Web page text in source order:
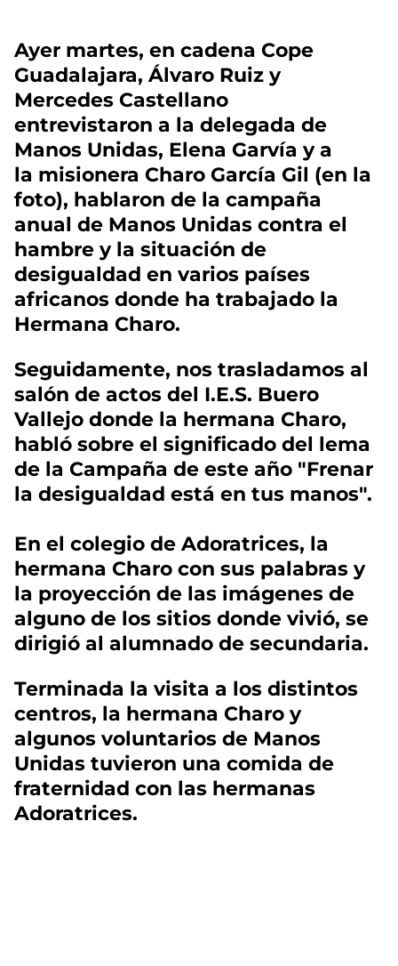
Ayer martes, en cadena Cope
Guadalajara, Álvaro Ruiz y
Mercedes Castellano
entrevistaron a la delegada de
Manos Unidas, Elena Garvía y a
la misionera Charo García Gil (en la
foto), hablaron de la campaña
anual de Manos Unidas contra el
hambre y la situación de
desigualdad en varios países
africanos donde ha trabajado la
Hermana Charo.
Seguidamente, nos trasladamos al
salón de actos del I.E.S. Buero
Vallejo donde la hermana Charo,
habló sobre el significado del lema
de la Campaña de este año "Frenar
la desigualdad está en tus manos".
En el colegio de Adoratrices, la
hermana Charo con sus palabras y
la proyección de las imágenes de
alguno de los sitios donde vivió, se
dirigió al alumnado de secundaria.
Terminada la visita a los distintos
centros, la hermana Charo y
algunos voluntarios de Manos
Unidas tuvieron una comida de
fraternidad con las hermanas
Adoratrices.